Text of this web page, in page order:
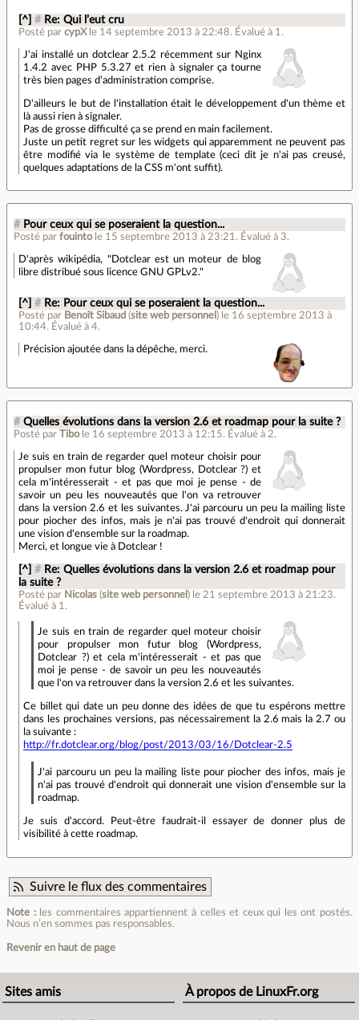
[^] # Re: Qui l’eut cru
Posté parcypX le 14 septembre 2013 à 22:48. Évalué à 1 .
J'ai installé un dotclear 2.5.2 récemment sur Nginx
1.4.2 avec PHP 5.3.27 et rien à signaler ça tourne
très bien pages d'administration comprise.
D'ailleurs le but de l'installation était le développement d'un thème et
là aussi rien à signaler.
Pas de grosse difficulté ça se prend en main facilement.
Juste un petit regret sur les widgets qui apparemment ne peuvent pas
être modifié via le système de template (ceci dit je n'ai pas creusé,
quelques adaptations de la CSS m'ont suffit).
# Pour ceux qui se poseraient la question...
Posté par fouinto le 15 septembre 2013 à 23:21 . Évalué à 3.
D'après wikipédia, "Dotclear est un moteur de blog
libre distribué sous licence GNU GPLv2."
[^] # Re: Pour ceux qui se poseraient la question...
Posté par Benoît Sibaud (site web personnel ) le 16 septembre 2013 à
10:44. Évalué à4.
Précision ajoutée dans la dépêche, merci.
# Quelles évolutions dans la version 2.6 et roadmap pour la suite ?
Posté par Tibo le 16 septembre 2013 à 12:15. Évalué à 2.
Je suis en train de regarder quel moteur choisir pour
propulser mon futur blog (Wordpress, Dotclear ?) et
cela m'intéresserait - et pas que moi je pense - de
savoir un peu les nouveautés que l'on va retrouver
dans la version 2.6 et les suivantes. J'ai parcouru un peu la mailing liste
pour piocher des infos, mais je n'ai pas trouvé d'endroit qui donnerait
une vision d'ensemble sur la roadmap.
Merci, et longue vie à Dotclear !
[^] # Re: Quelles évolutions dans la version 2.6 et roadmap pour
la suite ?
Posté par Nicolas (site web personnel ) le 21 septembre 2013 à 21:23.
Évalué à 1 .
Je suis en train de regarder quel moteur choisir
pour propulser mon futur blog (Wordpress,
Dotclear ?) et cela m'intéresserait - et pas que
moi je pense - de savoir un peu les nouveautés
que l'on va retrouver dans la version 2.6 et les suivantes.
Ce billet qui date un peu donne des idées de que tu espérons mettre
dans les prochaines versions, pas nécessairement la 2.6 mais la 2.7 ou
la suivante :
http://fr.dotclear.org/blog/post/2013/03/16/Dotclear-2.5
J'ai parcouru un peu la mailing liste pour piocher des infos, mais je
n'ai pas trouvé d'endroit qui donnerait une vision d'ensemble sur la
roadmap.
Je suis d'accord. Peut-être faudrait-il essayer de donner plus de
visibilité à cette roadmap.
Suivre le flux des commentaires
Note :les commentaires appartiennent à celles et ceux qui les ont postés.
Nous n’en sommes pas responsables.
Revenir en haut de page
Sites amis À propos de LinuxFr.org